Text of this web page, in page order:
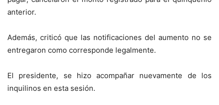
anterior.
Además, criticó que las notificaciones del aumento no se
entregaron como corresponde legalmente.
El presidente, se hizo acompañar nuevamente de los
inquilinos en esta sesión.